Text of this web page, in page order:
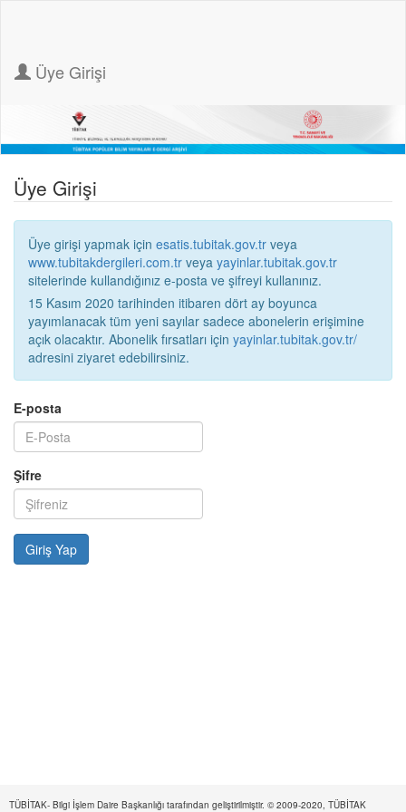
Üye Girişi
Üye Girişi
Üye girişi yapmak için esatis.tubitak.gov.tr veya
www.tubitakdergileri.com.tr veya yayinlar.tubitak.gov.tr
sitelerinde kullandığınız e-posta ve şifreyi kullanınız.
15 Kasım 2020 tarihinden itibaren dört ay boyunca
yayımlanacak tüm yeni sayılar sadece abonelerin erişimine
açık olacaktır. Abonelik fırsatları için yayinlar.tubitak.gov.tr/
adresini ziyaret edebilirsiniz.
E-posta
Şifre
TÜBİTAK- Bilgi İşlem Daire Başkanlığı tarafından geliştirilmiştir. © 2009-2020, TÜBİTAK